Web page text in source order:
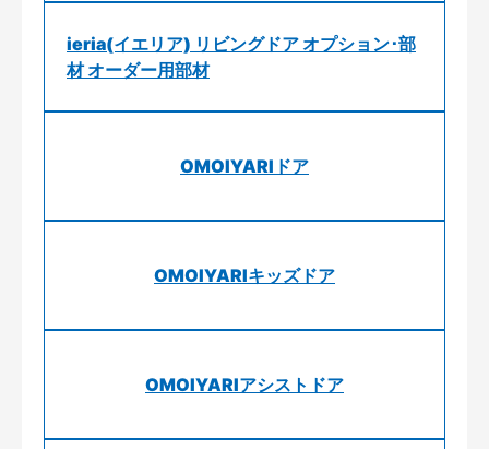
ieria(イエリア) リビングドア オプション･部
材 オーダー用部材
OMOIYARIドア
OMOIYARIキッズドア
OMOIYARIアシストドア